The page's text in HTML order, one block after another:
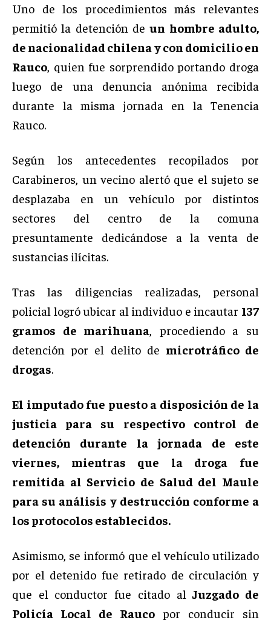
Uno de los procedimientos más relevantes
permitió la detención deun hombre adulto,
de nacionalidad chilena y con domicilio en
Rauco, quien fue sorprendido portando droga
luego de una denuncia anónima recibida
durante la misma jornada en la Tenencia
Rauco.
Según los antecedentes recopilados por
Carabineros, un vecino alertó que el sujeto se
desplazaba en un vehículo por distintos
sectores del centro de la comuna
presuntamente dedicándose a la venta de
sustancias ilícitas.
Tras las diligencias realizadas, personal
policial logró ubicar al individuo e incautar 137
gramos de marihuana, procediendo a su
detención por el delito de microtráfico de
drogas.
El imputado fue puesto a disposición de la
justicia para su respectivo control de
detención durante la jornada de este
viernes, mientras que la droga fue
remitida al Servicio de Salud del Maule
para su análisis y destrucción conforme a
los protocolos establecidos.
Asimismo, se informó que el vehículo utilizado
por el detenido fue retirado de circulación y
que el conductor fue citado alJuzgado de
Policía Local de Rauco por conducir sin